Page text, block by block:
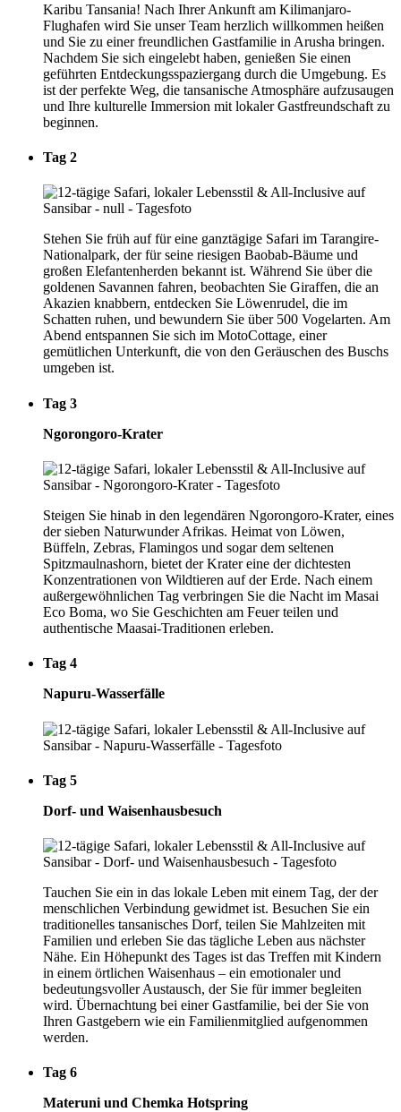
Karibu Tansania! Nach Ihrer Ankunft am Kilimanjaro-
Flughafen wird Sie unser Team herzlich willkommen heißen
und Sie zu einer freundlichen Gastfamilie in Arusha bringen.
Nachdem Sie sich eingelebt haben, genießen Sie einen
geführten Entdeckungsspaziergang durch die Umgebung. Es
ist der perfekte Weg, die tansanische Atmosphäre aufzusaugen
und Ihre kulturelle Immersion mit lokaler Gastfreundschaft zu
beginnen.
Tag 2
Stehen Sie früh auf für eine ganztägige Safari im Tarangire-
Nationalpark, der für seine riesigen Baobab-Bäume und
großen Elefantenherden bekannt ist. Während Sie über die
goldenen Savannen fahren, beobachten Sie Giraffen, die an
Akazien knabbern, entdecken Sie Löwenrudel, die im
Schatten ruhen, und bewundern Sie über 500 Vogelarten. Am
Abend entspannen Sie sich im MotoCottage, einer
gemütlichen Unterkunft, die von den Geräuschen des Buschs
umgeben ist.
Tag 3
Ngorongoro-Krater
Steigen Sie hinab in den legendären Ngorongoro-Krater, eines
der sieben Naturwunder Afrikas. Heimat von Löwen,
Büffeln, Zebras, Flamingos und sogar dem seltenen
Spitzmaulnashorn, bietet der Krater eine der dichtesten
Konzentrationen von Wildtieren auf der Erde. Nach einem
außergewöhnlichen Tag verbringen Sie die Nacht im Masai
Eco Boma, wo Sie Geschichten am Feuer teilen und
authentische Maasai-Traditionen erleben.
Tag 4
Napuru-Wasserfälle
Tag 5
Dorf- und Waisenhausbesuch
Tauchen Sie ein in das lokale Leben mit einem Tag, der der
menschlichen Verbindung gewidmet ist. Besuchen Sie ein
traditionelles tansanisches Dorf, teilen Sie Mahlzeiten mit
Familien und erleben Sie das tägliche Leben aus nächster
Nähe. Ein Höhepunkt des Tages ist das Treffen mit Kindern
in einem örtlichen Waisenhaus – ein emotionaler und
bedeutungsvoller Austausch, der Sie für immer begleiten
wird. Übernachtung bei einer Gastfamilie, bei der Sie von
Ihren Gastgebern wie ein Familienmitglied aufgenommen
werden.
Tag 6
Materuni und Chemka Hotspring